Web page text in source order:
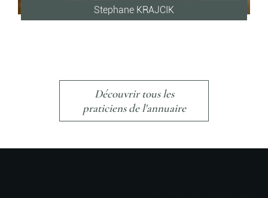
Stephane KRAJCIK
Découvrir tous les
praticiens de l'annuaire